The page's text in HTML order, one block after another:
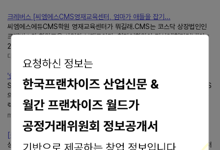
크레버스 [씨엠에스CMS영재교육센터, 엄마가 애들을 잡기...
씨엠에스에듀CMS학원 영재교육센터가 뭐길래.CMS는 코스닥 상장법인인
크레버스의 학원교육 사업의 브랜드이다. 청담어학원이 전신인'청담러닝'이
2022년 3월 1일부로씨엠에스에듀(CMS)를 흡수합병하였다....
대전 사람
'쉴드씨엠에스'SHIELD-CMS특징
SHIELD-CMS의 제품소개에 이은 특징을 소개해드립니다 :) SHIELD-CMS
의 제품소개가 보고싶다면 아래... 데이터 연동 쉴드씨엠에스사용분야 - 원자
력&연구소 - 국방&보안기관 - 의료계 종사자 - 산업 종사자
m1_international님의 블로그
[동작씨엠에스]CMSWhy-G(와이지) 설명회 안내
상상과 창조의 허브CMS동작센터 동작쌤입니다. 오늘은 3월 26일 금요일 저